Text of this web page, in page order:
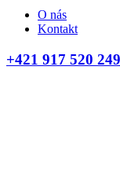
O nás
Kontakt
+421 917 520 249